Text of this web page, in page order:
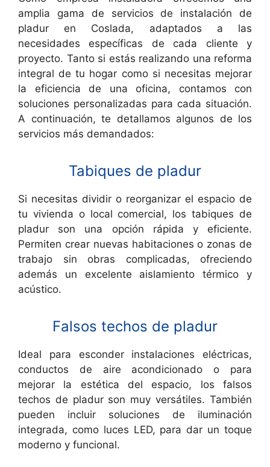
amplia gama de servicios de instalación de
pladur en Coslada, adaptados a las
necesidades específicas de cada cliente y
proyecto. Tanto si estás realizando una reforma
integral de tu hogar como si necesitas mejorar
la eficiencia de una oficina, contamos con
soluciones personalizadas para cada situación.
A continuación, te detallamos algunos de los
servicios más demandados:
Tabiques de pladur
Si necesitas dividir o reorganizar el espacio de
tu vivienda o local comercial, los tabiques de
pladur son una opción rápida y eficiente.
Permiten crear nuevas habitaciones o zonas de
trabajo sin obras complicadas, ofreciendo
además un excelente aislamiento térmico y
acústico.
Falsos techos de pladur
Ideal para esconder instalaciones eléctricas,
conductos de aire acondicionado o para
mejorar la estética del espacio, los falsos
techos de pladur son muy versátiles. También
pueden incluir soluciones de iluminación
integrada, como luces LED, para dar un toque
moderno y funcional.